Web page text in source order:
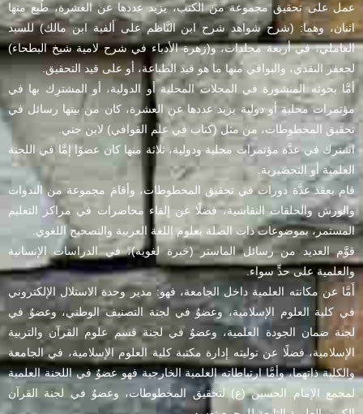
عمل على تحقيق مجموعة من الكتب، يزيد عددها عن العشرة، طُبِع منها
اثنان، وهما: (شرح شواهد شرح ابن النَّاظم على ألفية ابن مالك) للسيد
العاملي، في أربعة مجلدات، و(زهرة الأدباء في شرح لامية شيخ البطحاء)
لجعفر النقدي، والبواقي منها ما هو قيد الطباعة، أو على قيد التحقيق.
أمَّا بحوثه المنشورة في المجلات المحلية أو الدولية، أو المشترِك بها في
مؤتمرات محلية أو دولية يزيد عددها عن العشرة، كان من بينها رسائل في
تحقيق المخطوطات، من مثل (كتاب في علم القوافي) لابن جني.
اشترك في عدَّة مؤتمرات محلية ودولية، ثلاثة منها كان عضوًا إمَّا في اللجنة
العلمية أو التحضيرية.
قام بعقد عدَّة دورات في تحقيق المخطوطات، وأقامَ مجموعة من الندوات
والورش والحلقات النقاشية، فضلًا عن إلقاء محاضرات في مراكز التعليم
المستمر، بموضوعات ذات الصلة بعلوم اللغة العربية والتصحيح اللغوي.
قوَّم العديد من رسائل الماستر (خبرة لغوية)، في الدراسات الإنسانية
والعلمية على حدٍّ سواء.
أَمَّا عن مكانته العلمية داخل الجامعة، فهو: مدير وحدة الاستلال الإلكتروني
في كلية العلوم الإسلامية، وعضوٌ في لجنة التصنيف الوطني، وعضوٌ في
لجنة ضمان الجودة العلمية، وعضوٌ في لجنة قسم علوم القرآن والتربية
الإسلامية، فضلًا عن توليته إدارة مكتبة كلية العلوم الإسلامية، في الجامعة
والكلية ذاتهما، وأمَّا ارتباطاته العلمية الخارجية فهو عضوٌ في اللجنة العلمية
لمجمع الإمام الحسين (ع) لتحقيق المخطوطات، وعضوٌ في لجنة القرآن